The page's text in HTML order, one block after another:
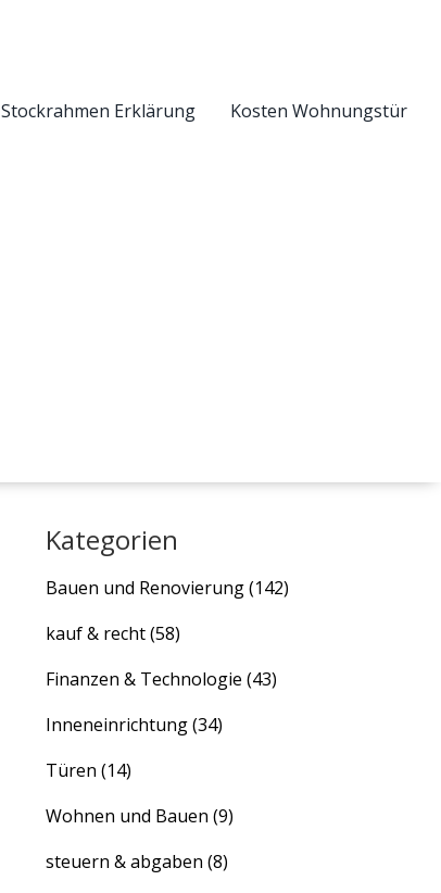
Stockrahmen Erklärung Kosten Wohnungstür
Kategorien
Bauen und Renovierung(142)
kauf & recht(58)
Finanzen & Technologie (43)
Inneneinrichtung(34)
Türen (14)
Wohnen und Bauen (9)
steuern & abgaben (8)